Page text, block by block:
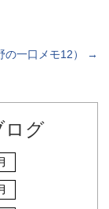
一口メモ12）
→
ログ